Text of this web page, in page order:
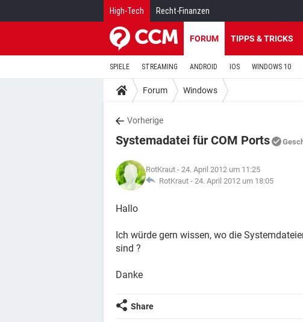
High-Tech Recht-Finanzen
FORUM TIPPS & TRICKS
SPIELE STREAMING ANDROID IOS WINDOWS 10
Forum Windows
Vorherige
Systemadatei für COM Ports
RotKraut - 24. April 2012 um 11:25
RotKraut - 24. April 2012 um 18:05
Hallo
Ich würde gern wissen, wo die
sind ?
Danke
Share